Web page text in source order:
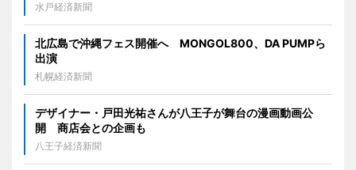
水戸経済新聞
北広島で沖縄フェス開催へ MONGOL800、DA PUMPら
出演
札幌経済新聞
デザイナー・戸田光祐さんが八王子が舞台の漫画動画公
開 商店会との企画も
八王子経済新聞